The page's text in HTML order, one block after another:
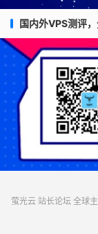
国内外VPS测评
萤光云 站长论坛 全球